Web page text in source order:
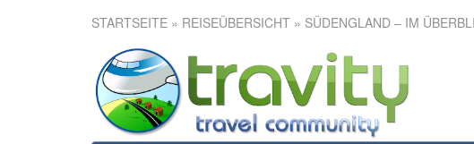
STARTSEITE » REISEÜBERSICHT » SÜDENGLAND – IM
Südengland